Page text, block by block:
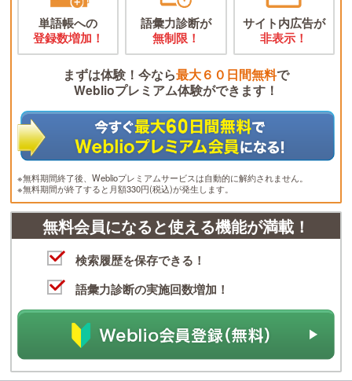
単語帳への
登録数増加！
語彙力診断が
無制限！
サイト内広告が
非表示！
まずは体験！今なら最大６０日間無料で
Weblioプレミアム体験ができます！
※無料期間終了後、Weblioプレミアムサービスは自動的に解約されません。
※無料期間が終了すると月額330円(税込)が発生します。
無料会員になると使える機能が満載！
検索履歴を保存できる！
語彙力診断の実施回数増加！